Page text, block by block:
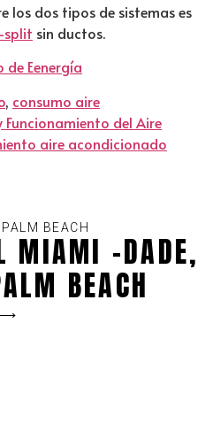
los dos tipos de sistemas es
split sin ductos.
Eenergía
, consumo aire
Funcionamiento del Aire
aire acondicionado
BEACH
MIAMI -DADE,
BEACH
⟶